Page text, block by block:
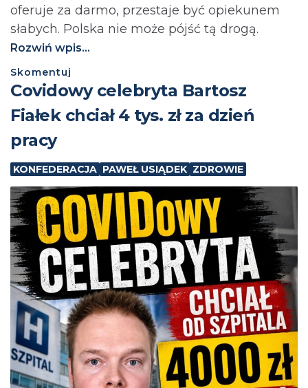
oferuje za darmo, przestaje być opiekunem
słabych. Polska nie może pójść tą drogą.⁩
Rozwiń wpis...
Skomentuj
Covidowy celebryta Bartosz
Fiałek chciał 4 tys. zł za dzień
pracy
KONFEDERACJA PAWEŁ USIĄDEK ZDROWIE